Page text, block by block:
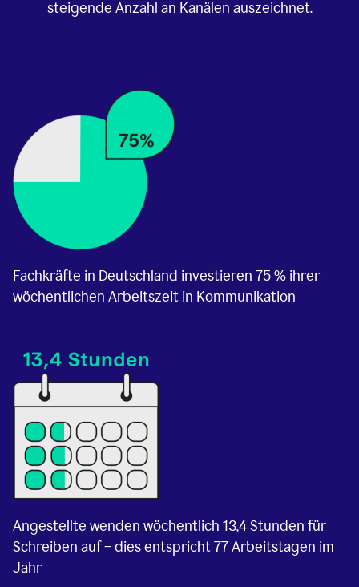
steigende Anzahl an Kanälen auszeichnet.
Fachkräfte in Deutschland investieren 75 % ihrer
wöchentlichen Arbeitszeit in Kommunikation
Angestellte wenden wöchentlich 13,4 Stunden für
Schreiben auf – dies entspricht 77 Arbeitstagen im
Jahr